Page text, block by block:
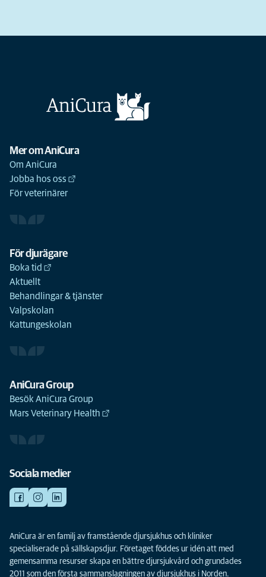
Mer om AniCura
Om AniCura
Jobba hos oss
För veterinärer
För djurägare
Boka tid
Aktuellt
Behandlingar & tjänster
Valpskolan
Kattungeskolan
AniCura Group
Besök AniCura Group
Mars Veterinary Health
Sociala medier
AniCura är en familj av framstående djursjukhus och kliniker
specialiserade på sällskapsdjur. Företaget föddes ur idén att med
gemensamma resurser skapa en bättre djursjukvård och grundades
2011 som den första sammanslagningen av djursjukhus i Norden.